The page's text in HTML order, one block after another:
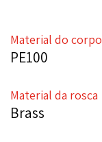
Material do corpo
PE100
Material da rosca
Brass